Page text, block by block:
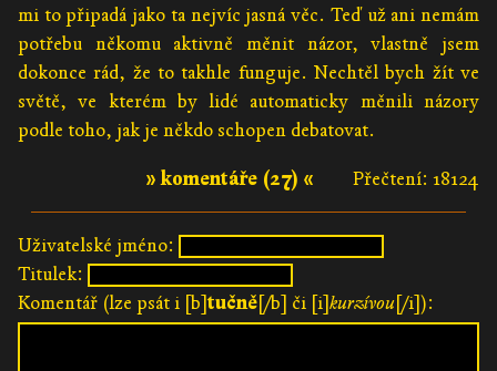
mi to připadá jako ta nejvíc jasná věc. Teď už ani nemám
potřebu někomu aktivně měnit názor, vlastně jsem
dokonce rád, že to takhle funguje. Nechtěl bych žít ve
světě, ve kterém by lidé automaticky měnili názory
podle toho, jak je někdo schopen debatovat.
Přečtení: 18124
» komentáře (27) «
Uživatelské jméno:
Titulek:
Komentář (lze psát i [b]tučně[/b] či [i]kurzívou[/i]):